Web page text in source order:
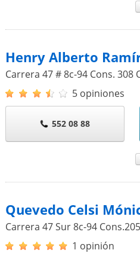
Henry Alberto
Carrera 47 # 8c-94 Cons. 308
5 opiniones
552 08 88
Quevedo Celsi
Carrera 47 Sur 8c-94 Cons.205
1 opinión